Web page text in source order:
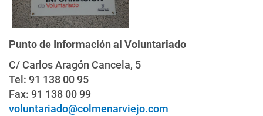
Punto de Información al Voluntariado
C/ Carlos Aragón Cancela, 5
Tel: 91 138 00 95
Fax: 91 138 00 99
voluntariado@colmenarviejo.com